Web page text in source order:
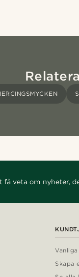
få veta om nyheter,
Skapa